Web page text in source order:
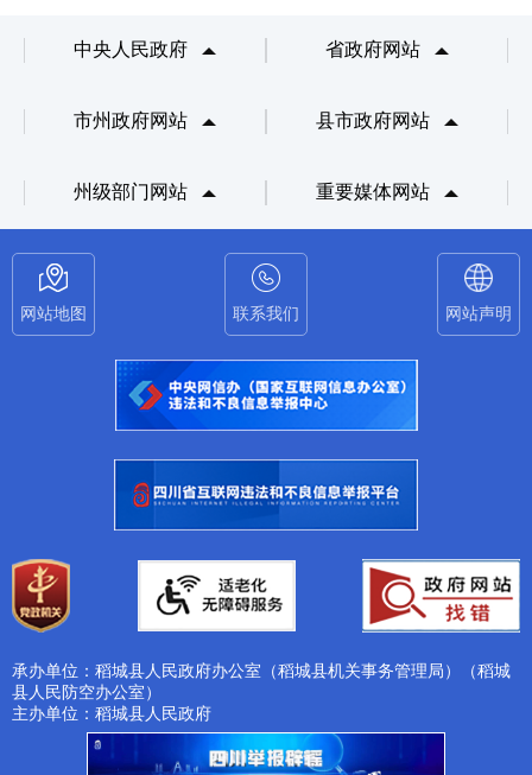
中央人民政府 省政府网站
市州政府网站 县市政府网站
州级部门网站 重要媒体网站
网站地图 联系我们 网站声明
承办单位：稻城县人民政府办公室（稻城县机关事务管理局）（稻城
县人民防空办公室）
主办单位：稻城县人民政府